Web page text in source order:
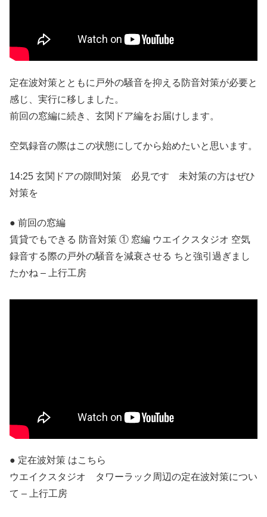
定在波対策とともに戸外の騒音を抑える防音対策が必要と
感じ、実行に移しました。
前回の窓編に続き、玄関ドア編をお届けします。
空気録音の際はこの状態にしてから始めたいと思います。
14:25 玄関ドアの隙間対策 必見です 未対策の方はぜひ
対策を
● 前回の窓編
賃貸でもできる 防音対策 ① 窓編 ウエイクスタジオ 空気
録音する際の戸外の騒音を減衰させる ちと強引過ぎまし
たかね – 上行工房
● 定在波対策 はこちら
ウエイクスタジオ タワーラック周辺の定在波対策につい
て – 上行工房